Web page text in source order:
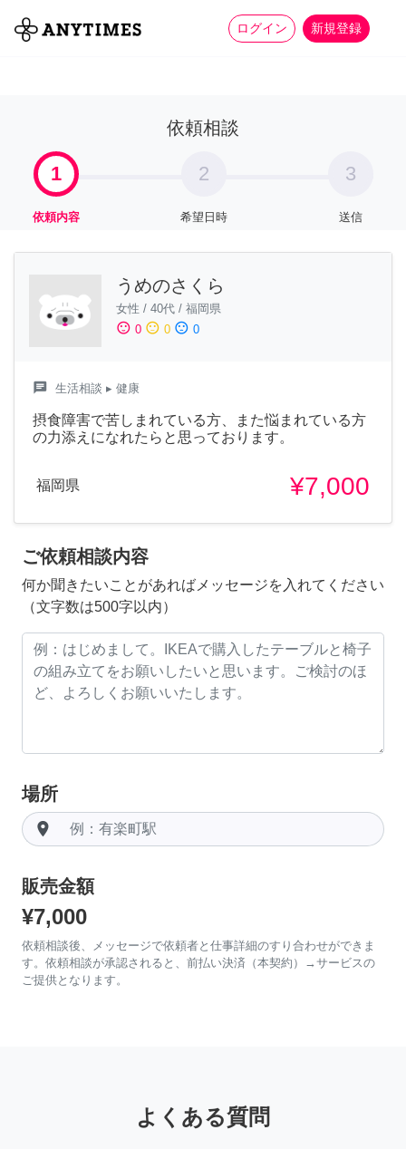
ログイン 新規登録
全て 家事 more_horiz
依頼相談
1
依頼内容
2
希望日時
3
送信
うめのさくら
女性 / 40代 / 福岡県
sentiment_satisfied 0 sentiment_neutral 0 sentiment_dissatisfied 0
chat 生活相談 ▸ 健康
摂食障害で苦しまれている方、また悩まれている方
の力添えになれたらと思っております。
福岡県 ¥7,000
ご依頼相談内容
何か聞きたいことがあればメッセージを入れてください
（文字数は500字以内）
場所
room
販売金額
¥7,000
依頼相談後、メッセージで依頼者と仕事詳細のすり合わせができま
す。依頼相談が承認されると、前払い決済（本契約）→サービスの
ご提供となります。
よくある質問